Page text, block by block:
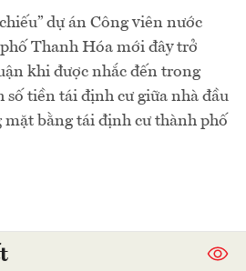
dự án Công viên nước
Thanh Hóa mới đây trở
khi được nhắc đến trong
tiền tái định cư giữa nhà đầu
mặt bằng tái định cư thành phố